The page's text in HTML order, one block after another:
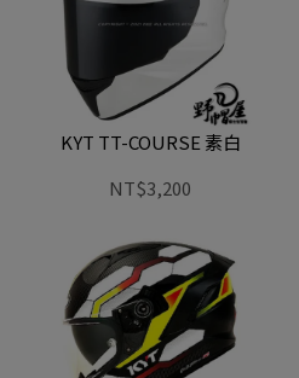
KYT TT-COURSE 素白
NT$3,200